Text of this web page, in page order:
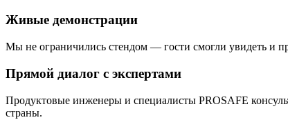
Живые демонстрации
Мы не ограничились стендом — гости смогли увидеть и
Прямой диалог с экспертами
Продуктовые инженеры и специалисты PROSAFE
страны.